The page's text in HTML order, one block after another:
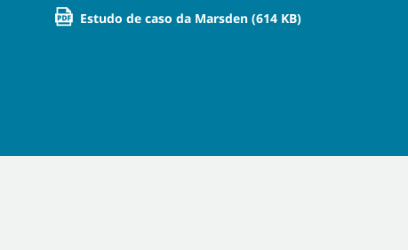
Estudo de caso da Marsden (614 KB)